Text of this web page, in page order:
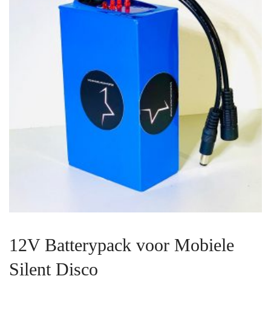
12V Batterypack voor Mobiele
Silent Disco